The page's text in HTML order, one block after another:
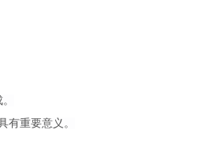
有重要意义。